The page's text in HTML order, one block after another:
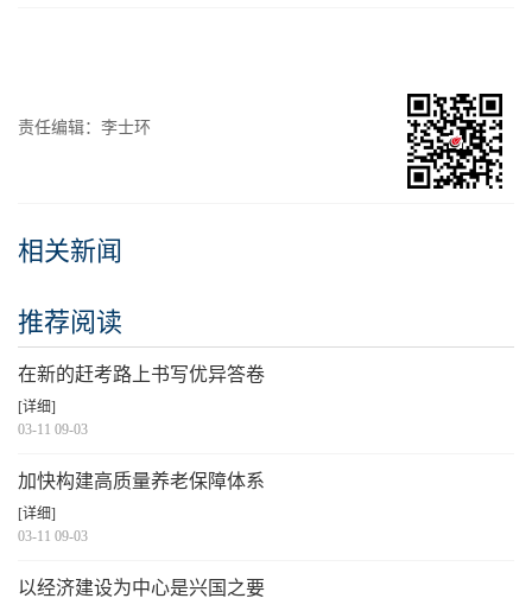
责任编辑：李士环
相关新闻
推荐阅读
在新的赶考路上书写优异答卷
[详细]
03-11 09-03
加快构建高质量养老保障体系
[详细]
03-11 09-03
以经济建设为中心是兴国之要